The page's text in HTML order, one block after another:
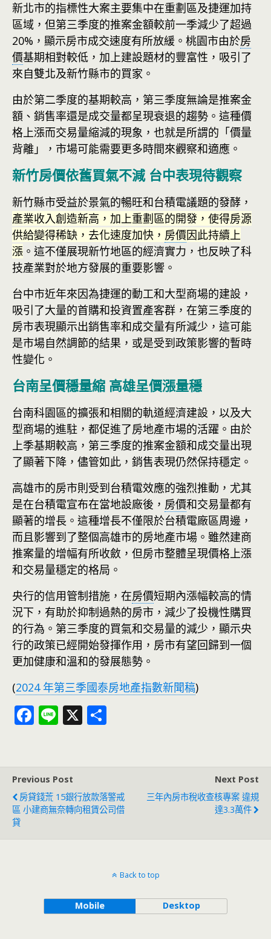
新北市的指標性大案主要集中在重劃區及捷運加持
區域，但第三季度的推案金額較前一季減少了超過
20%，顯示房市成交速度有所放緩。桃園市由於房
價基期相對較低，加上建設題材的豐富性，吸引了
來自雙北及新竹縣市的買家。
由於第二季度的基期較高，第三季度無論是推案金
額、銷售率還是成交量都呈現衰退的趨勢。這種價
格上漲而交易量縮減的現象，也就是所謂的「價量
背離」，市場可能需要更多時間來觀察和適應。
新竹房價依舊買氣不減 台中表現待觀察
新竹縣市受益於景氣的暢旺和台積電議題的發酵，
產業收入創造新高，加上重劃區的開發，使得房源
供給變得稀缺，去化速度加快， 房價因此持續上
漲 。這不僅展現新竹地區的經濟實力，也反映了科
技產業對於地方發展的重要影響。
台中市近年來因為捷運的動工和大型商場的建設，
吸引了大量的首購和投資置產客群，在第三季度的
房市表現顯示出銷售率和成交量有所減少，這可能
是市場自然調節的結果，或是受到政策影響的暫時
性變化。
台南呈價穩量縮 高雄呈價漲量穩
台南科園區的擴張和相關的軌道經濟建設，以及大
型商場的進駐，都促進了房地產市場的活躍。由於
上季基期較高，第三季度的推案金額和成交量出現
了顯著下降，儘管如此，銷售表現仍然保持穩定。
高雄市的房市則受到台積電效應的強烈推動，尤其
是在台積電宣布在當地設廠後， 房價和交易量都有
顯著的增長。這種增長不僅限於台積電廠區周邊，
而且影響到了整個高雄市的房地產市場。雖然建商
推案量的增幅有所收斂，但房市整體呈現價格上漲
和交易量穩定的格局。
央行的信用管制措施，在房價短期內漲幅較高的情
況下，有助於抑制過熱的房市，減少了投機性購買
的行為。第三季度的買氣和交易量的減少，顯示央
行的政策已經開始發揮作用，房市有望回歸到一個
更加健康和溫和的發展態勢。
(2024 年第三季國泰房地產指數新聞稿)
F
b
o
o
Li X
Previous Post
房貸錢荒 15銀行放款落警戒
區 小建商無奈轉向租賃公司借
貸
Next Post
三年內房市稅收查核專案 違規
達3.3萬件
Back to top
Mobile Desktop